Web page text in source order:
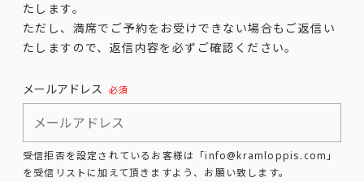
たします。
ただし、満席でご予約をお受けできない場合もご返信い
たしますので、返信内容を必ずご確認ください。
メールアドレス 必須
受信拒否を設定されているお客様は「info@kramloppis.com」
を受信リストに加えて頂きますよう、お願い致します。